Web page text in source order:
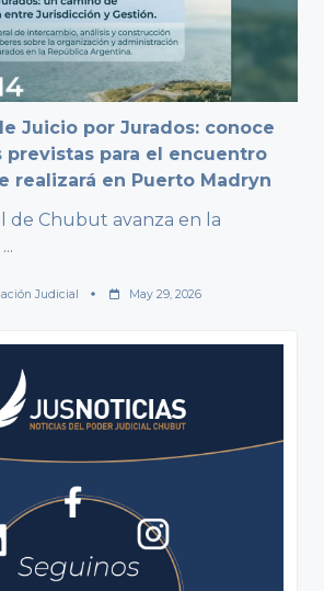
Juicio por Jurados: conoce
previstas para el encuentro
realizará en Puerto Madryn
de Chubut avanza en la
...
Judicial May 29, 2026